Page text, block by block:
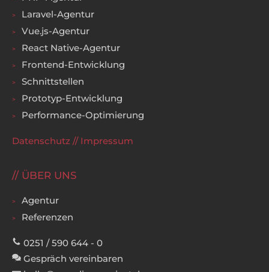
Laravel-Agentur
Vue.js-Agentur
React Native-Agentur
Frontend-Entwicklung
Schnittstellen
Prototyp-Entwicklung
Performance-Optimierung
Datenschutz // Impressum
ÜBER UNS
Agentur
Referenzen
0251 / 590 644 - 0
Gespräch vereinbaren